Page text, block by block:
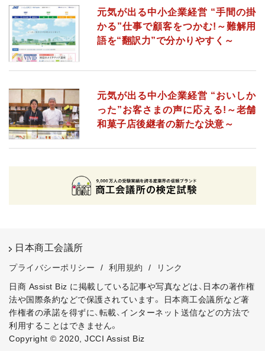
元気が出る中小企業経営 “手間の掛
かる”仕事で顧客をつかむ!～難解用
語を“翻訳力”で分かりやすく～
元気が出る中小企業経営 “おいしか
った”お客さまの声に応える!～老舗
和菓子店後継者の新たな決意～
日本商工会議所
プライバシーポリシー / 利用規約 /
リンク
日商 Assist Biz に掲載している記事や写真などは、日本の著作権
法や国際条約などで保護されています。
日本商工会議所など著
作権者の承諾を得ずに、転載、インターネット送信などの方法で
利用することはできません。
Copyright © 2020, JCCI Assist Biz